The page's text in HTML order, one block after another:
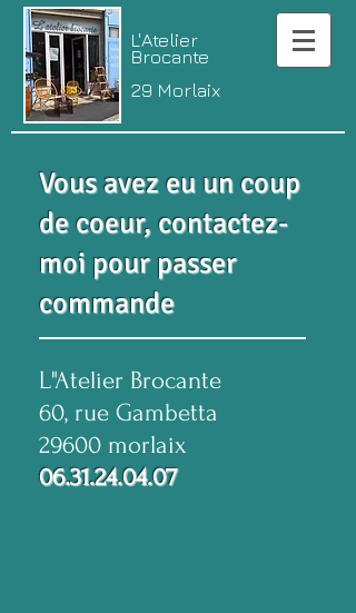
L'Atelier
Brocante
29 Morlaix
Vous avez eu un coup
de coeur, contactez-
moi pour passer
commande
L"Atelier Brocante
60, rue Gambetta
29600 morlaix
06.31.24.04.07